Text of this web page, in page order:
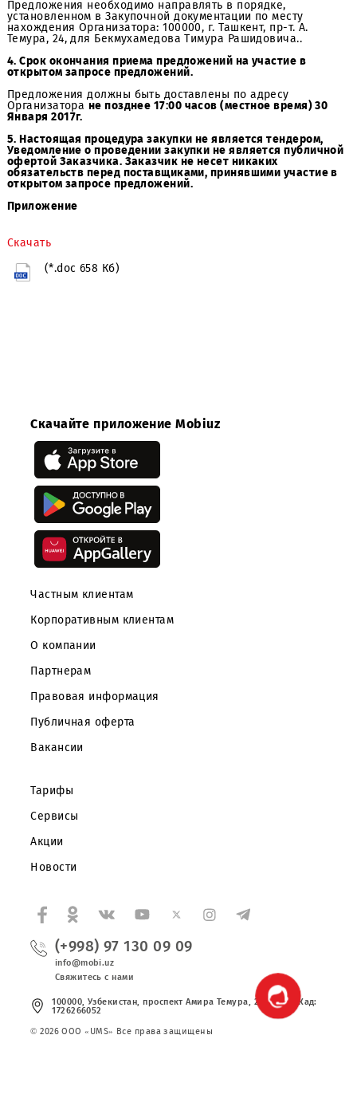
Закупочной Документации, которая является
приложением к настоящему Уведомлению.
Дата начала приема КП — с момента публикации
уведомления.
Предложения необходимо направлять в порядке,
установленном в Закупочной документации по месту
нахождения Организатора: 100000, г. Ташкент, пр-т. А.
Темура, 24, для Бекмухамедова Тимура Рашидовича..
4. Срок окончания приема предложений на участие в
открытом запросе предложений.
Предложения должны быть доставлены по адресу
Организатора
не позднее 17:00 часов (местное время)
Января 2017г.
Уведомление о проведении закупки не является
обязательств перед поставщиками, принявшими
открытом запросе предложений.
Скачайте приложение Mobiuz
О компании
Партнерам
Правовая информация
Вакансии
Тарифы
Сервисы
Акции